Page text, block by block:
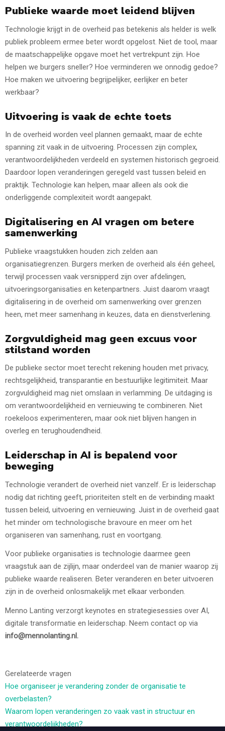
Publieke waarde moet leidend blijven
Technologie krijgt in de overheid pas betekenis als helder is welk
publiek probleem ermee beter wordt opgelost. Niet de tool, maar
de maatschappelijke opgave moet het vertrekpunt zijn. Hoe
helpen we burgers sneller? Hoe verminderen we onnodig gedoe?
Hoe maken we uitvoering begrijpelijker, eerlijker en beter
werkbaar?
Uitvoering is vaak de echte toets
In de overheid worden veel plannen gemaakt, maar de echte
spanning zit vaak in de uitvoering. Processen zijn complex,
verantwoordelijkheden verdeeld en systemen historisch gegroeid.
Daardoor lopen veranderingen geregeld vast tussen beleid en
praktijk. Technologie kan helpen, maar alleen als ook die
onderliggende complexiteit wordt aangepakt.
Digitalisering en AI vragen om betere
samenwerking
Publieke vraagstukken houden zich zelden aan
organisatiegrenzen. Burgers merken de overheid als één geheel,
terwijl processen vaak versnipperd zijn over afdelingen,
uitvoeringsorganisaties en ketenpartners. Juist daarom vraagt
digitalisering in de overheid om samenwerking over grenzen
heen, met meer samenhang in keuzes, data en dienstverlening.
Zorgvuldigheid mag geen excuus voor
stilstand worden
De publieke sector moet terecht rekening houden met privacy,
rechtsgelijkheid, transparantie en bestuurlijke legitimiteit. Maar
zorgvuldigheid mag niet omslaan in verlamming. De uitdaging is
om verantwoordelijkheid en vernieuwing te combineren. Niet
roekeloos experimenteren, maar ook niet blijven hangen in
overleg en terughoudendheid.
Leiderschap in AI is bepalend voor
beweging
Technologie verandert de overheid niet vanzelf. Er is leiderschap
nodig dat richting geeft, prioriteiten stelt en de verbinding maakt
tussen beleid, uitvoering en vernieuwing. Juist in de overheid gaat
het minder om technologische bravoure en meer om het
organiseren van samenhang, rust en voortgang.
Voor publieke organisaties is technologie daarmee geen
vraagstuk aan de zijlijn, maar onderdeel van de manier waarop zij
publieke waarde realiseren. Beter veranderen en beter uitvoeren
zijn in de overheid onlosmakelijk met elkaar verbonden.
Menno Lanting verzorgt keynotes en strategiesessies over AI,
digitale transformatie en leiderschap. Neem contact op via
info@mennolanting.nl.
Gerelateerde vragen
Hoe organiseer je verandering zonder de organisatie te
overbelasten?
Waarom lopen veranderingen zo vaak vast in structuur en
verantwoordelijkheden?